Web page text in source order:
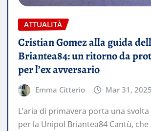
ATTUALITÀ
Cristian Gomez alla guida
Briantea84: un ritorno da
per l’ex avversario
Emma Citterio Mar 31, 2025
L’aria di primavera porta una
per la Unipol Briantea84 Cantù,